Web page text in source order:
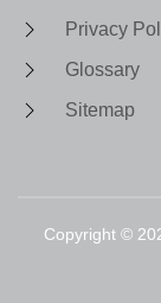
Privacy
Glossary
Sitemap
Copyright ©